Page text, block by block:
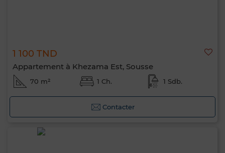
1 100 TND
Appartement à Khezama Est, Sousse
70 m² 1 Ch. 1 Sdb.
Contacter